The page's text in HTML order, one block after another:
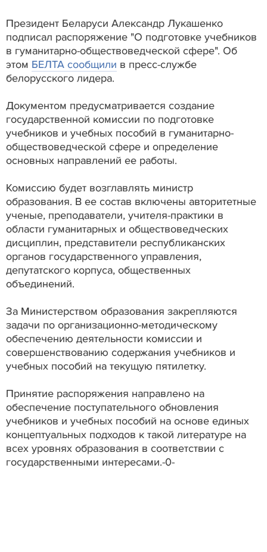
Президент Беларуси Александр Лукашенко
подписал распоряжение "О подготовке учебников
в гуманитарно-обществоведческой сфере". Об
этом БЕЛТА сообщили в пресс-службе
белорусского лидера.
Документом предусматривается создание
государственной комиссии по подготовке
учебников и учебных пособий в гуманитарно-
обществоведческой сфере и определение
основных направлений ее работы.
Комиссию будет возглавлять министр
образования. В ее состав включены авторитетные
ученые, преподаватели, учителя-практики в
области гуманитарных и обществоведческих
дисциплин, представители республиканских
органов государственного управления,
депутатского корпуса, общественных
объединений.
За Министерством образования закрепляются
задачи по организационно-методическому
обеспечению деятельности комиссии и
совершенствованию содержания учебников и
учебных пособий на текущую пятилетку.
Принятие распоряжения направлено на
обеспечение поступательного обновления
учебников и учебных пособий на основе единых
концептуальных подходов к такой литературе на
всех уровнях образования в соответствии с
государственными интересами.-0-